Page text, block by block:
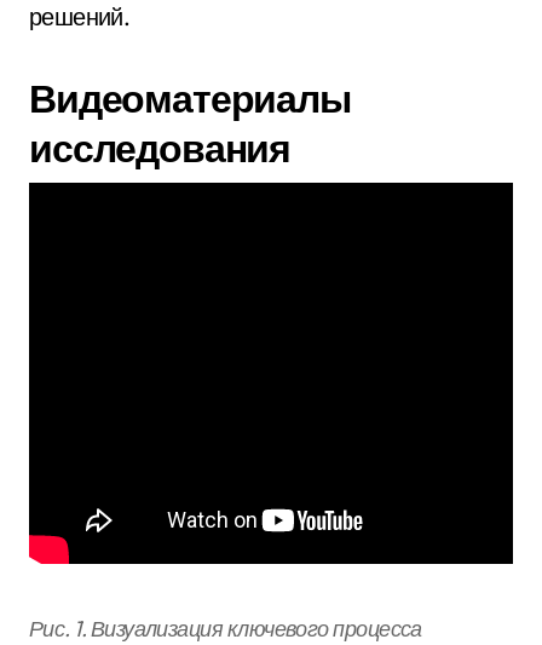
решений.
Видеоматериалы
исследования
Рис. 1. Визуализация ключевого процесса